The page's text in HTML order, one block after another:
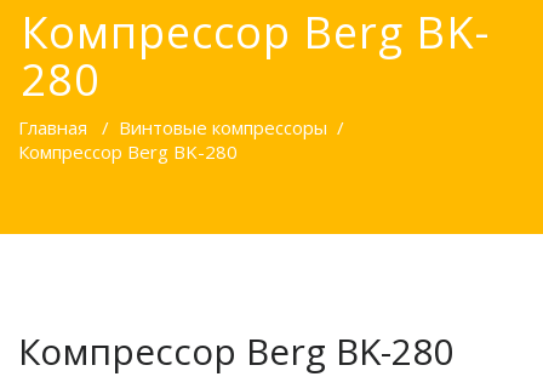
Компрессор Berg BK-
280
Главная / Винтовые компрессоры /
Компрессор Berg BK-280
Компрессор Berg BK-280